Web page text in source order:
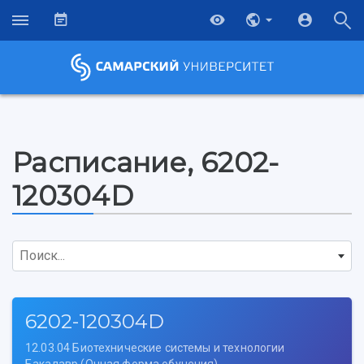
Расписание, 6202-
120304D
Поиск...
6202-120304D
12.03.04 Биотехнические системы и технологии